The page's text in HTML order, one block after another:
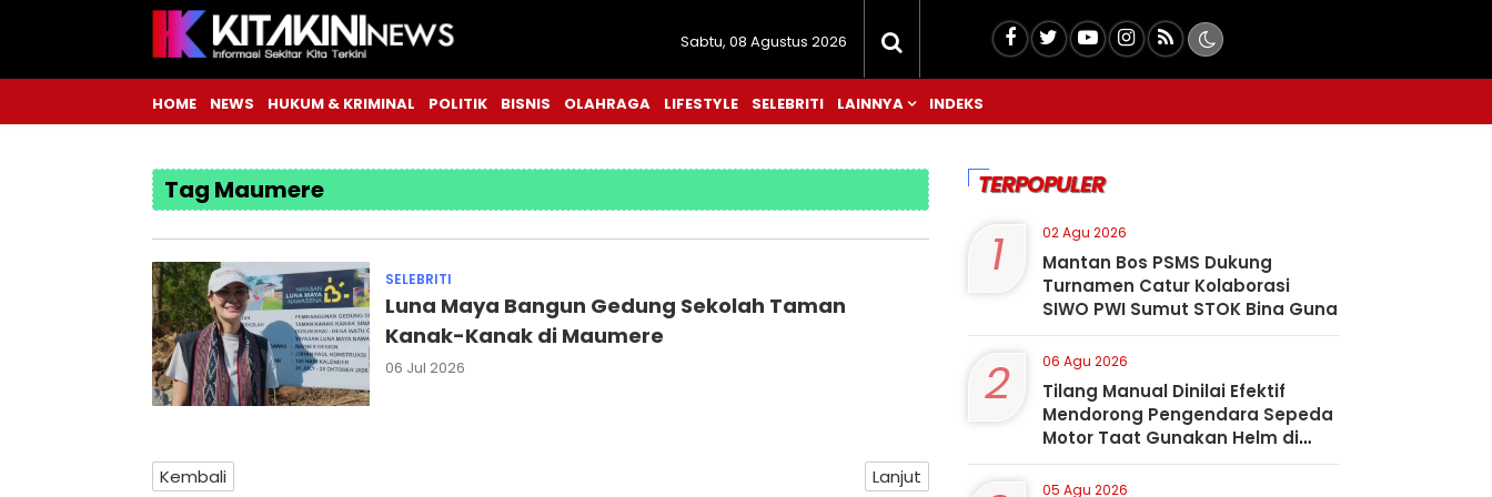
Sabtu, 08 Agustus 2026
HOME NEWS HUKUM & KRIMINAL POLITIK BISNIS OLAHRAGA LIFESTYLE SELEBRITI LAINNYA INDEKS
Tag Maumere
SELEBRITI
Luna Maya Bangun Gedung Sekolah Taman
Kanak-Kanak di Maumere
06 Jul 2026
Kembali Lanjut
TERPOPULER
1 02 Agu 2026
Mantan Bos PSMS Dukung
Turnamen Catur Kolaborasi
SIWO PWI Sumut STOK Bina Guna
2 06 Agu 2026
Tilang Manual Dinilai Efektif
Mendorong Pengendara Sepeda
Motor Taat Gunakan Helm di
Kota Padangsidimpuan
05 Agu 2026